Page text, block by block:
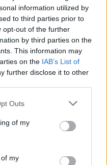
information utilized by
to third parties prior to
opt-out of the further
by third parties on the
This information may
on the IAB’s List of
further disclose it to other
Outs
of my
my